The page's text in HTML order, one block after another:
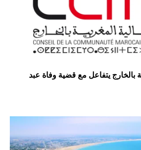
بالخارج يتفاعل مع قضية وفاة عبد